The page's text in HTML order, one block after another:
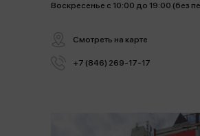
Воскресенье с 10:00 до 19:00 (без
Смотреть на карте
+7 (846) 269-17-17